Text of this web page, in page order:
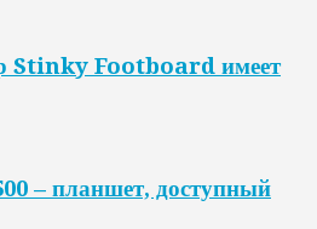
Stinky Footboard имеет
– планшет, доступный